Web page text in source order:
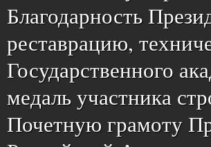
Благодарность
реставрацию,
Государственного
медаль участника
Почетную грамоту